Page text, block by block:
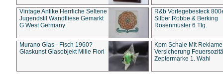
Vintage Antike Herrliche Seltene
Jugendstil Wandfliese Gemarkt
G West Germany
R&b Vorlegebesteck
Silber Robbe & Berking
Rosenmuster 6 Tlg.
Murano Glas - Fisch 1960?
Glaskunst Glasobjekt Mille Fiori
Kpm Schale Mit Reklame
Versicherung
Zeptermarke 1. Wahl